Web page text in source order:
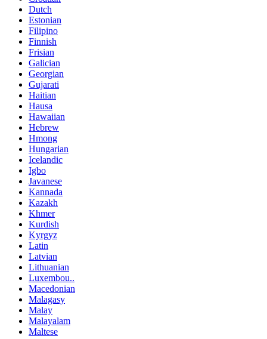
Dutch
Estonian
Filipino
Finnish
Frisian
Galician
Georgian
Gujarati
Haitian
Hausa
Hawaiian
Hebrew
Hmong
Hungarian
Icelandic
Igbo
Javanese
Kannada
Kazakh
Khmer
Kurdish
Kyrgyz
Latin
Latvian
Lithuanian
Luxembou..
Macedonian
Malagasy
Malay
Malayalam
Maltese